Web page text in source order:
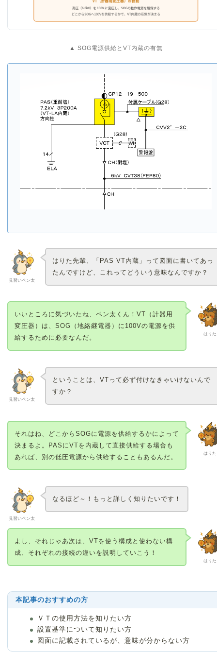
▲ SOG電源供給とVT内蔵の有無
見習いペン太
はりた先輩、「PAS VT内蔵」って図面に書いてあっ
たんですけど、これってどういう意味なんですか？
はりた
いいところに気づいたね、ペン太くん！VT（計器用
変圧器）は、SOG（地絡継電器）に100Vの電源を供
給するために必要なんだ。
見習いペン太
ということは、VTって必ず付けなきゃいけないんで
すか？
はりた
それはね、どこからSOGに電源を供給するかによって
決まるよ。PASにVTを内蔵して直接供給する場合も
あれば、別の低圧電源から供給することもあるんだ。
見習いペン太
なるほど～！もっと詳しく知りたいです！
はりた
よし、それじゃあ次は、VTを使う構成と使わない構
成、それぞれの接続の違いを説明していこう！
本記事のおすすめの方
ＶＴの使用方法を知りたい方
設置基準について知りたい方
図面に記載されているが、意味が分からない方